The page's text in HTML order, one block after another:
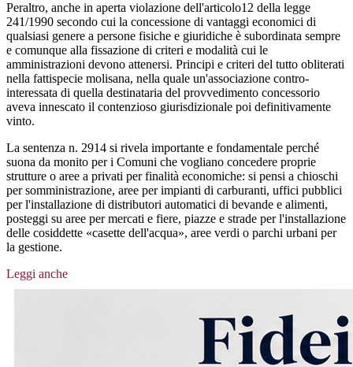
Peraltro, anche in aperta violazione dell'articolo12 della legge
241/1990 secondo cui la concessione di vantaggi economici di
qualsiasi genere a persone fisiche e giuridiche è subordinata sempre
e comunque alla fissazione di criteri e modalità cui le
amministrazioni devono attenersi. Principi e criteri del tutto obliterati
nella fattispecie molisana, nella quale un'associazione contro-
interessata di quella destinataria del provvedimento concessorio
aveva innescato il contenzioso giurisdizionale poi definitivamente
vinto.
La sentenza n. 2914 si rivela importante e fondamentale perché
suona da monito per i Comuni che vogliano concedere proprie
strutture o aree a privati per finalità economiche: si pensi a chioschi
per somministrazione, aree per impianti di carburanti, uffici pubblici
per l'installazione di distributori automatici di bevande e alimenti,
posteggi su aree per mercati e fiere, piazze e strade per l'installazione
delle cosiddette «casette dell'acqua», aree verdi o parchi urbani per
la gestione.
Leggi anche